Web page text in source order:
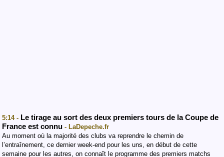
5:14 - Le tirage au sort des deux premiers tours de la Coupe de
France est connu - LaDepeche.fr
Au moment où la majorité des clubs va reprendre le chemin de
l’entraînement, ce dernier week-end pour les uns, en début de cette
semaine pour les autres, on connaît le programme des premiers matchs